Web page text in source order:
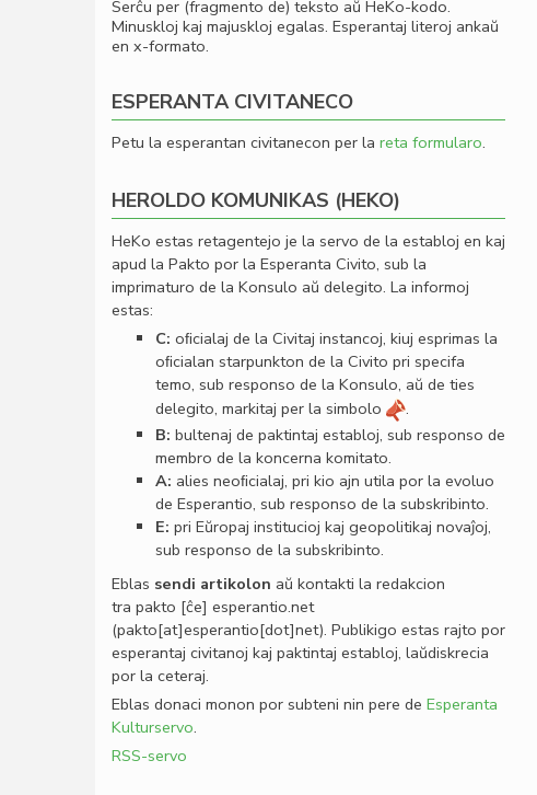
Serĉu per (fragmento de) teksto aŭ HeKo-kodo.
Minuskloj kaj majuskloj egalas. Esperantaj literoj ankaŭ
en x-formato.
ESPERANTA CIVITANECO
Petu la esperantan civitanecon per la reta formularo.
HEROLDO KOMUNIKAS (HEKO)
HeKo estas retagentejo je la servo de la establoj en kaj
apud la Pakto por la Esperanta Civito, sub la
imprimaturo de la Konsulo aŭ delegito. La informoj
estas:
C: oﬁcialaj de la Civitaj instancoj, kiuj esprimas la
oﬁcialan starpunkton de la Civito pri specifa
temo, sub responso de la Konsulo, aŭ de ties
delegito, markitaj per la simbolo
.
B: bultenaj de paktintaj establoj, sub responso de
membro de la koncerna komitato.
A: alies neoﬁcialaj, pri kio ajn utila por la evoluo
de Esperantio, sub responso de la subskribinto.
E: pri Eŭropaj institucioj kaj geopolitikaj novaĵoj,
sub responso de la subskribinto.
Eblas sendi artikolon aŭ kontakti la redakcion
tra pakto [ĉe] esperantio.net
(pakto[at]esperantio[dot]net). Publikigo estas rajto por
esperantaj civitanoj kaj paktintaj establoj, laŭdiskrecia
por la ceteraj.
Eblas donaci monon por subteni nin pere de Esperanta
Kulturservo.
RSS-servo